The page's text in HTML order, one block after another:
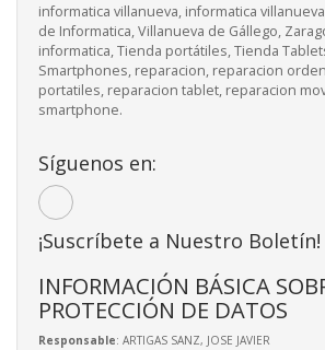
informatica villanueva, informatica
de Informatica, Villanueva de Gállego,
informatica, Tienda portátiles, Tienda
Smartphones, reparacion, reparacion
portatiles, reparacion tablet, reparacion
smartphone.
Síguenos en:
¡Suscríbete a Nuestro Boletín!
INFORMACIÓN BÁSICA
PROTECCIÓN DE DATOS
Responsable: ARTIGAS SANZ, JOSE JAVIER